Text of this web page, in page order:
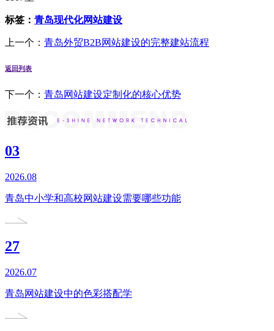
标签： 青岛现代化网站建设
上一个： 青岛外贸B2B网站建设的完整建站流程
返回列表
下一个： 青岛网站建设定制化的核心优势
03
2026.08
青岛中小学和高校网站建设需要哪些功能
27
2026.07
青岛网站建设中的色彩搭配学